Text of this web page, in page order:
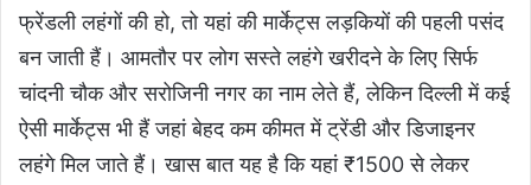
फ्रेंडली लहंगों की हो, तो यहां की मार्केट्स लड़कियों की पहली पसंद
बन जाती हैं। आमतौर पर लोग सस्ते लहंगे खरीदने के लिए सिर्फ
चांदनी चौक और सरोजिनी नगर का नाम लेते हैं, लेकिन दिल्ली में कई
ऐसी मार्केट्स भी हैं जहां बेहद कम कीमत में ट्रेंडी और डिजाइनर
लहंगे मिल जाते हैं। खास बात यह है कि यहां ₹1500 से लेकर